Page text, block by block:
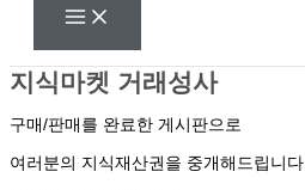
지식마켓 거래성사
구매/판매를 완료한 게시판으로
여러분의 지식재산권을 중개해드립니다.